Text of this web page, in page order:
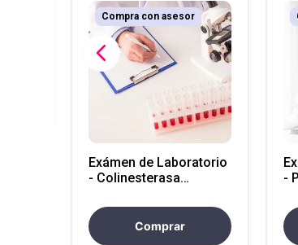
Exámen de Laboratorio
- Colinesterasa
(Atencion Nacional)
Comprar
Compra con asesor
-